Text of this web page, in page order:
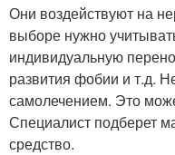
Они воздействуют на
выборе нужно
индивидуальную
развития фобии и т.д.
самолечением. Это
Специалист подберет
средство.